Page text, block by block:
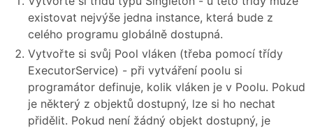
existovat nejvýše jedna instance, která bude z
celého programu globálně dostupná.
Vytvořte si svůj Pool vláken (třeba pomocí třídy
ExecutorService) - při vytváření poolu si
programátor definuje, kolik vláken je v Poolu. Pokud
je některý z objektů dostupný, lze si ho nechat
přidělit. Pokud není žádný objekt dostupný, je